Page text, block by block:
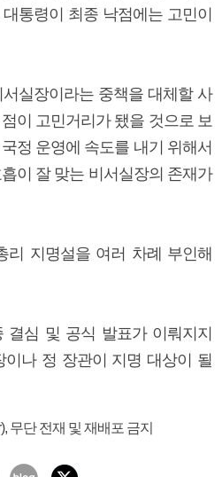
통령이 최종 낙점에는 고민이
실장이라는 중책을 대체할 사
이 고민거리가 됐을 것으로 보
정 운영에 속도를 내기 위해서
이 잘 맞는 비서실장의 존재가
리 지명설을 여러 차례 부인해
결심 및 공식 발표가 이뤄지지
나 정 장관이 지명 대상이 될
무단 전재 및 재배포 금지